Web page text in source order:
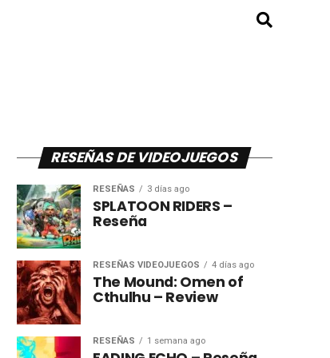
RESEÑAS DE VIDEOJUEGOS
RESEÑAS 3 días ago
SPLATOON RIDERS –
Reseña
RESEÑAS VIDEOJUEGOS 4 días ago
The Mound: Omen of
Cthulhu – Review
RESEÑAS 1 semana ago